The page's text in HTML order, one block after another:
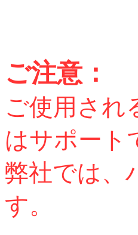
ご注意：
ご使用され
はサポート
弊社では、
す。